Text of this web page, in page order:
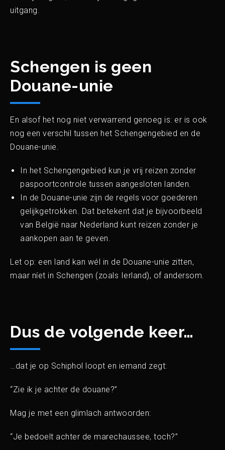
uitgang.
Schengen is geen
Douane-unie
En alsof het nog niet verwarrend genoeg is: er is ook
nog een verschil tussen het Schengengebied en de
Douane-unie.
In het Schengengebied kun je vrij reizen zonder
paspoortcontrole tussen aangesloten landen.
In de Douane-unie zijn de regels voor goederen
gelijkgetrokken. Dat betekent dat je bijvoorbeeld
van België naar Nederland kunt reizen zonder je
aankopen aan te geven.
Let op: een land kan wél in de Douane-unie zitten,
maar níet in Schengen (zoals Ierland), of andersom.
Dus de volgende keer…
…dat je op Schiphol loopt en iemand zegt:
“Zie ik je achter de douane?”
Mag je met een glimlach antwoorden:
“Je bedoelt achter de marechaussee, toch?”